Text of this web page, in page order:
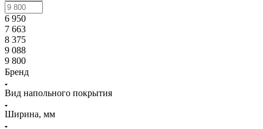
6 950
7 663
8 375
9 088
9 800
Бренд
Вид напольного покрытия
Ширина, мм